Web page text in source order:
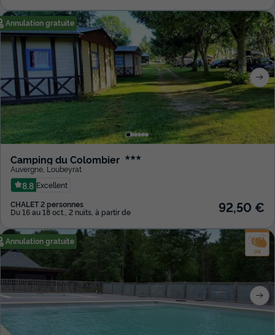
Annulation gratuite
Camping du Colombier ★★★
Auvergne, Loubeyrat
8.8 Excellent
CHALET 2 personnes
Du 16 au 18 oct., 2 nuits, à partir de 92,50 €
Annulation gratuite